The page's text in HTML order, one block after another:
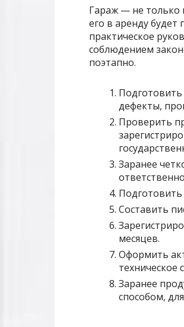
Гараж — не только
его в аренду
практическое
соблюдением
поэтапно.
дефекты,
Проверить
Заранее
Составить
месяцев.
Оформить
техническое
Заранее
способом,